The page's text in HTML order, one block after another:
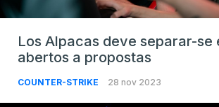
Los Alpacas deve separar-se
abertos a propostas
COUNTER-STRIKE 28 nov 2023